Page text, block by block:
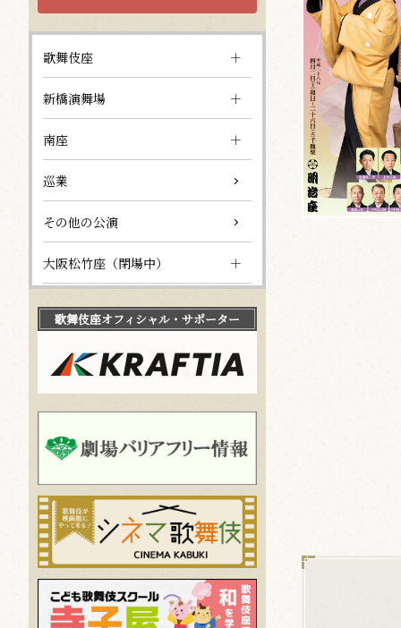
歌舞伎座
新橋演舞場
南座
巡業
その他の公演
大阪松竹座（閉場中）
歌舞伎座オフィシャル・サポーター